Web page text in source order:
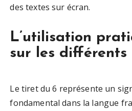
des textes sur écran.
L’utilisation
sur les différents
Le tiret du 6 représente un
fondamental dans la langue